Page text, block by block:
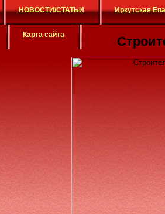
НОВОСТИ/СТАТЬИ Иркутская
Карта сайта